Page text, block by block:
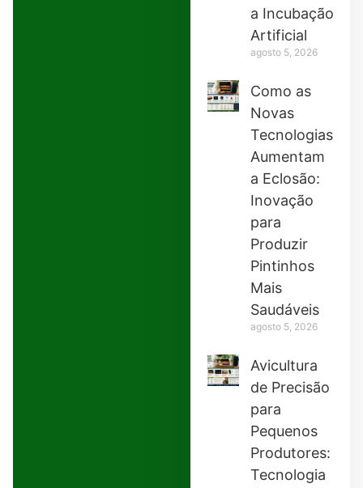
a Incubação
Artificial
agosto 5, 2026
Como as
Novas
Tecnologias
Aumentam
a Eclosão:
Inovação
para
Produzir
Pintinhos
Mais
Saudáveis
agosto 5, 2026
Avicultura
de Precisão
para
Pequenos
Produtores:
Tecnologia